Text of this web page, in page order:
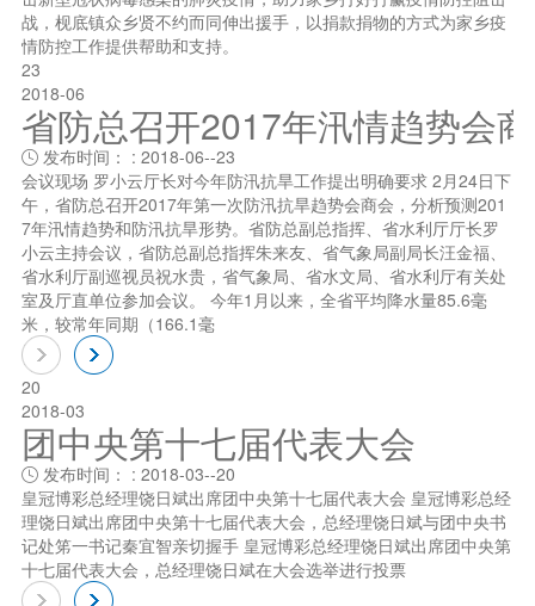
战，枧底镇众乡贤不约而同伸出援手，以捐款捐物的方式为家乡疫
情防控工作提供帮助和支持。
23
2018-06
省防总召开2017年汛情趋势会
发布时间： : 2018-06--23
会议现场 罗小云厅长对今年防汛抗旱工作提出明确要求 2月24日下
午，省防总召开2017年第一次防汛抗旱趋势会商会，分析预测201
7年汛情趋势和防汛抗旱形势。省防总副总指挥、省水利厅厅长罗
小云主持会议，省防总副总指挥朱来友、省气象局副局长汪金福、
省水利厅副巡视员祝水贵，省气象局、省水文局、省水利厅有关处
室及厅直单位参加会议。 今年1月以来，全省平均降水量85.6毫
米，较常年同期（166.1毫
20
2018-03
团中央第十七届代表大会
发布时间： : 2018-03--20
皇冠博彩总经理饶日斌出席团中央第十七届代表大会 皇冠博彩总经
理饶日斌出席团中央第十七届代表大会，总经理饶日斌与团中央书
记处笫一书记秦宜智亲切握手 皇冠博彩总经理饶日斌出席团中央第
十七届代表大会，总经理饶日斌在大会选举进行投票